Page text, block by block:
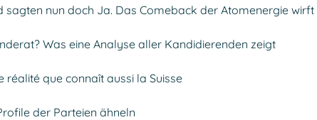
sagten nun doch Ja. Das Comeback der Atomenergie
Was eine Analyse aller Kandidierenden zeigt
que connaît aussi la Suisse
der Parteien ähneln